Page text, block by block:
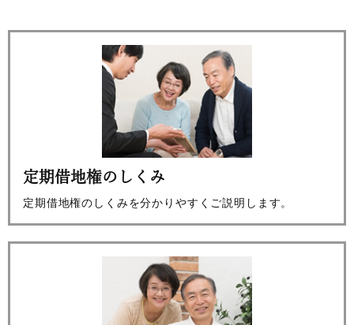
定期借地権のしくみ
定期借地権のしくみを分かりやすくご説明します。